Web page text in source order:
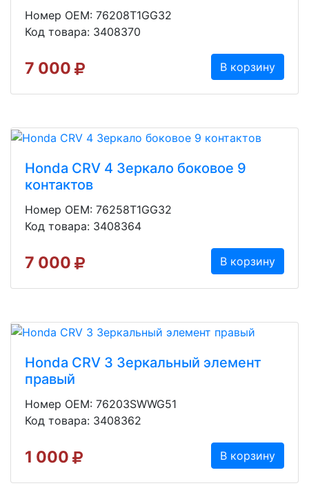
Номер OEM: 76208T1GG32
Код товара: 3408370
7 000 В корзину
Honda CRV 4 Зеркало боковое 9
контактов
Номер OEM: 76258T1GG32
Код товара: 3408364
7 000 В корзину
Honda CRV 3 Зеркальный элемент
правый
Номер OEM: 76203SWWG51
Код товара: 3408362
1 000 В корзину